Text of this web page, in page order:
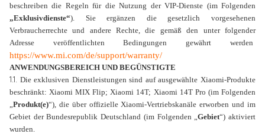
beschreiben die Regeln für die Nutzung der VIP-Dienste (im Folgenden
„Exklusivdienste“). Sie ergänzen die gesetzlich vorgesehenen
Verbraucherrechte und andere Rechte, die gemäß den unter folgender
Adresse veröffentlichten Bedingungen gewährt werden
https://www.mi.com/de/support/warranty/
ANWENDUNGSBEREICH UND BEGÜNSTIGTE
1.1. Die exklusiven Dienstleistungen sind auf ausgewählte Xiaomi-Produkte
beschränkt: Xiaomi MIX Flip; Xiaomi 14T; Xiaomi 14T Pro (im Folgenden
„Produkt(e)“), die über offizielle Xiaomi-Vertriebskanäle erworben und im
Gebiet der Bundesrepublik Deutschland (im Folgenden „Gebiet“) aktiviert
wurden.